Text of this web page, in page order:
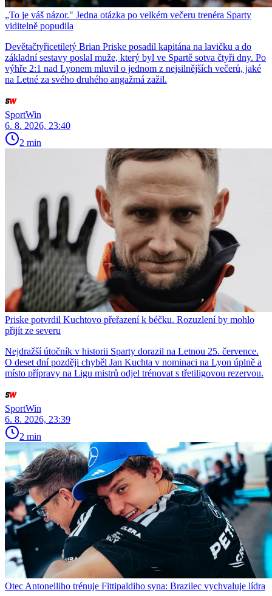
„To je váš názor." Jedna otázka po velkém večeru trenéra Sparty
viditelně popudila
Devětačtyřicetiletý Brian Priske posadil kapitána na lavičku a do
základní sestavy poslal muže, který byl ve Spartě sotva čtyři dny. Po
výhře 2:1 nad Lyonem mluvil o jednom z nejsilnějších večerů, jaké
na Letné za svého druhého angažmá zažil.
SportWin
6. 8. 2026, 23:40
2 min
Priske potvrdil Kuchtovo přeřazení k béčku. Rozuzlení by mohlo
přijít ze severu
Nejdražší útočník v historii Sparty dorazil na Letnou 25. července.
O deset dní později chyběl Jan Kuchta v nominaci na Lyon úplně a
místo přípravy na Ligu mistrů odjel trénovat s třetiligovou rezervou.
SportWin
6. 8. 2026, 23:39
2 min
Otec Antonelliho trénuje Fittipaldiho syna: Brazilec vychvaluje lídra